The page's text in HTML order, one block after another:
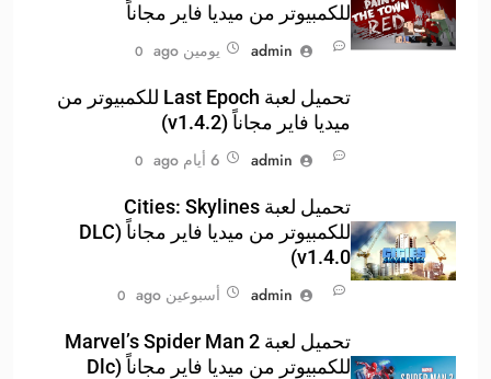
للكمبيوتر من ميديا فاير مجاناً
admin
يومين ago 0
تحميل لعبة Last Epoch للكمبيوتر من
ميديا فاير مجاناً (v1.4.2)
admin
6 أيام ago 0
تحميل لعبة Cities: Skylines
للكمبيوتر من ميديا فاير مجاناً (DLC
v1.4.0)
admin
أسبوعين ago 0
تحميل لعبة Marvel’s Spider Man 2
للكمبيوتر من ميديا فاير مجاناً (Dlc